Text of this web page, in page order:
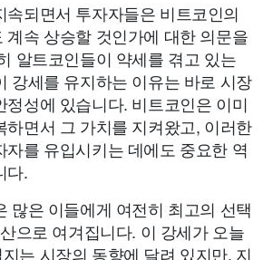
속되면서 투자자들은 비트코인의
계속 상승할 것인가에 대한 의문을
알트코인들이 약세를 겪고 있는
강세를 유지하는 이유는 바로 시장
정성에 있습니다. 비트코인은 이미
하면서 그 가치를 지켜왔고, 이러한
자를 유입시키는 데에도 중요한 역
다.
많은 이들에게 여전히 최고의 선택
으로 여겨집니다. 이 강세가 오늘
는 시장의 동향에 달려 있지만, 지